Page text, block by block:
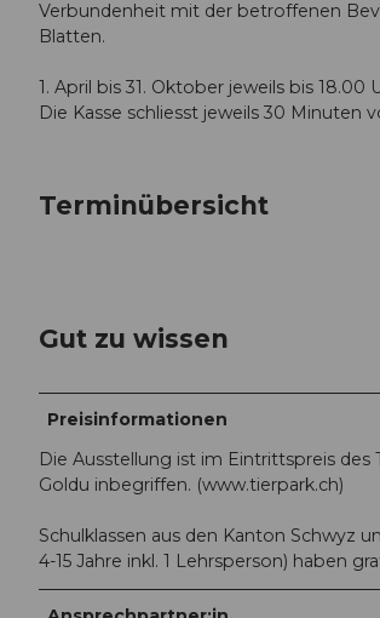
Verbundenheit mit der betroffenen
Blatten.
1. April bis 31. Oktober jeweils bis 18.00
Die Kasse schliesst jeweils 30 Minuten
Terminübersicht
Gut zu wissen
Preisinformationen
Die Ausstellung ist im Eintrittspreis des
Goldu inbegriffen. (www.tierpark.ch)
Schulklassen aus den Kanton Schwyz
4-15 Jahre inkl. 1 Lehrsperson) haben